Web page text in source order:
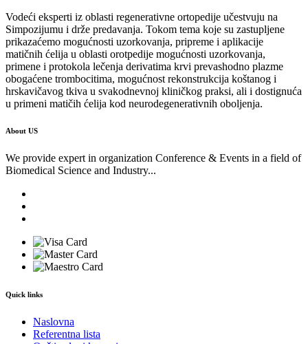
Vodeći eksperti iz oblasti regenerativne ortopedije učestvuju na
Simpozijumu i drže predavanja. Tokom tema koje su zastupljene
prikazaćemo mogućnosti uzorkovanja, pripreme i aplikacije
matičnih ćelija u oblasti orotpedije mogućnosti uzorkovanja,
primene i protokola lečenja derivatima krvi prevashodno plazme
obogaćene trombocitima, mogućnost rekonstrukcija koštanog i
hrskavičavog tkiva u svakodnevnoj kliničkog praksi, ali i dostignuća
u primeni matičih ćelija kod neurodegenerativnih oboljenja.
About US
We provide expert in organization Conference & Events in a field of
Biomedical Science and Industry...
Quick links
Naslovna
Referentna lista